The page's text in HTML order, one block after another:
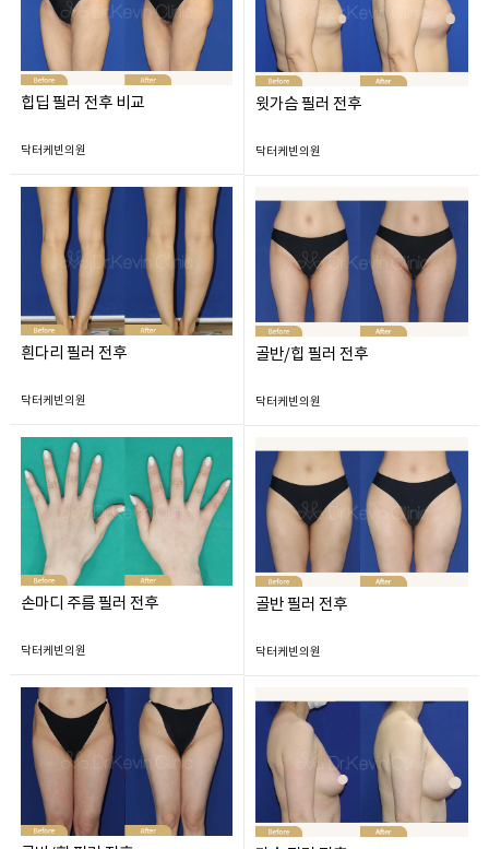
힙딥 필러 전후 비교
닥터케빈의원
윗가슴 필러 전후
닥터케빈의원
흰다리 필러 전후
닥터케빈의원
골반/힙 필러 전후
닥터케빈의원
손마디 주름 필러 전후
닥터케빈의원
골반 필러 전후
닥터케빈의원